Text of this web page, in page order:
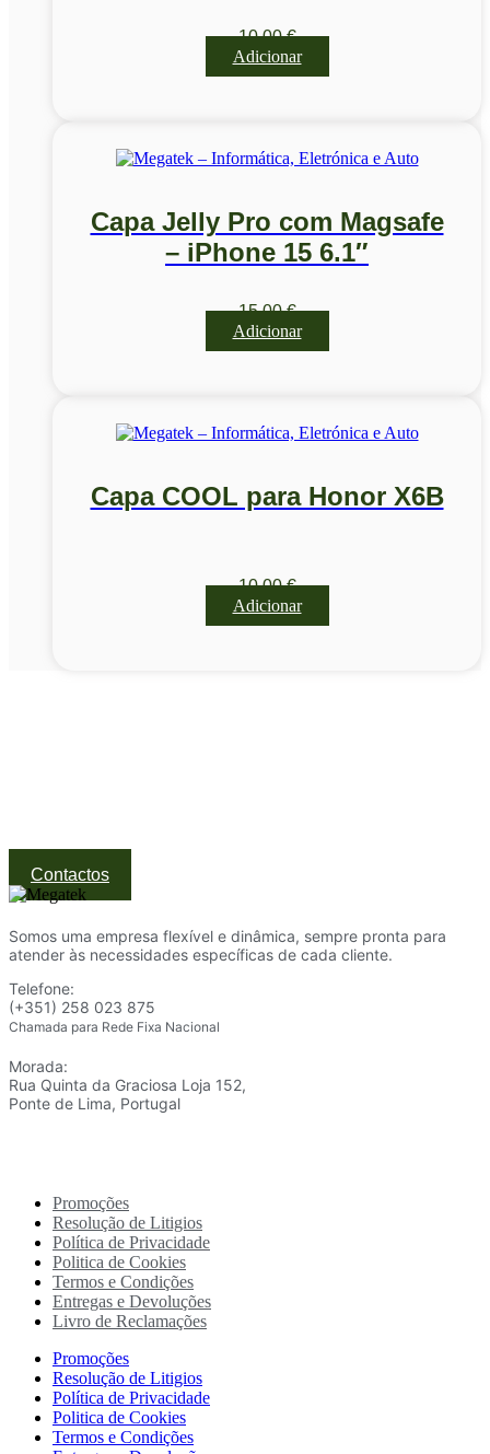
10,00€
Adicionar
Capa Jelly Pro com Magsafe
– iPhone 15 6.1″
15,00€
Adicionar
Capa COOL para Honor X6B
10,00€
Adicionar
Contactos
Somos uma empresa flexível e dinâmica, sempre pronta para
atender às necessidades específicas de cada cliente.
Telefone:
(+351) 258 023 875
Chamada para Rede Fixa Nacional
Morada:
Rua Quinta da Graciosa Loja 152,
Ponte de Lima, Portugal
Promoções
Resolução de Litigios
Política de Privacidade
Politica de Cookies
Termos e Condições
Entregas e Devoluções
Livro de Reclamações
Promoções
Resolução de Litigios
Política de Privacidade
Politica de Cookies
Termos e Condições